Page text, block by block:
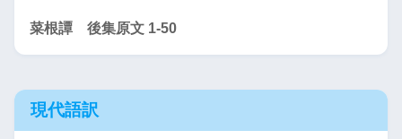
菜根譚 後集原文 1-50
現代語訳